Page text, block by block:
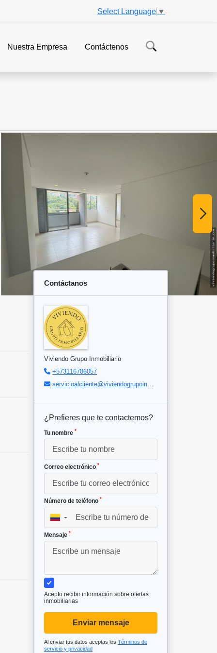
Select Language ▼
Nuestra Empresa Contáctenos
Contáctanos
Viviendo Grupo Inmobiliario
+573116786057
servicioalcliente@viviendogrupoinmobiliario.com
¿Prefieres que te contactemos?
Tu nombre *
Correo electrónico *
Número de teléfono *
▼
Mensaje *
Acepto recibir información sobre ofertas
inmobiliarias
Enviar mensaje
Al enviar tus datos aceptas los Términos de
servicio y privacidad